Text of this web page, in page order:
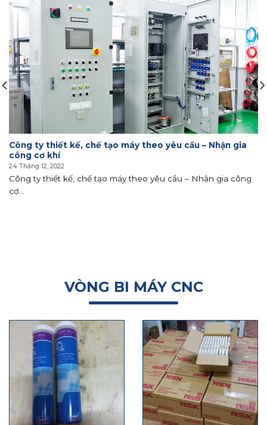
Công ty thiết kế, chế tạo máy theo yêu cầu – Nhận gia
công cơ khí
24 Tháng 12, 2022
Công ty thiết kế, chế tạo máy theo yêu cầu – Nhận gia công
cơ...
VÒNG BI MÁY CNC